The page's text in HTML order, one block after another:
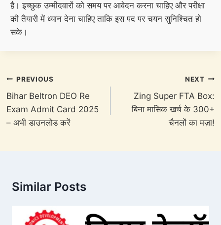
है। इच्छुक उम्मीदवारों को समय पर आवेदन करना चाहिए और परीक्षा
की तैयारी में ध्यान देना चाहिए ताकि इस पद पर चयन सुनिश्चित हो
सके।
Post
navigation
PREVIOUS
Bihar Beltron DEO Re
Exam Admit Card 2025
– अभी डाउनलोड करें
NEXT
Zing Super FTA Box:
बिना मासिक खर्च के 300+
चैनलों का मज़ा!
Similar Posts